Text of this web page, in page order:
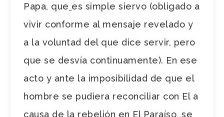
Papa, que es simple siervo (obligado a
vivir conforme al mensaje revelado y
a la voluntad del que dice servir, pero
que se desvía continuamente). En ese
acto y ante la imposibilidad de que el
hombre se pudiera reconciliar con El a
causa de la rebelión en El Paraíso, se